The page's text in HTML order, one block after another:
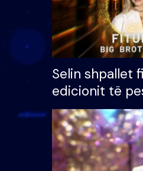
Selin shpallet
edicionit të
Brother VIP,
çmimin e
mijë eurosh